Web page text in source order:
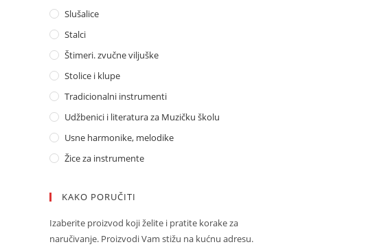
Slušalice
Stalci
Štimeri. zvučne viljuške
Stolice i klupe
Tradicionalni instrumenti
Udžbenici i literatura za Muzičku školu
Usne harmonike, melodike
Žice za instrumente
KAKO PORUČITI
Izaberite proizvod koji želite i pratite korake za
naručivanje. Proizvodi Vam stižu na kućnu adresu.